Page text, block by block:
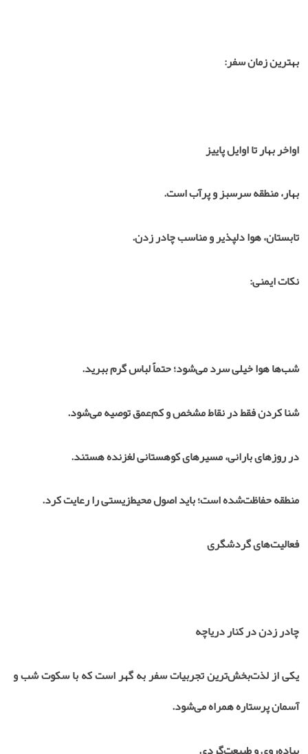
بهترین زمان سفر:
اواخر بهار تا اوایل پاییز
بهار، منطقه سرسبز و پرآب است.
تابستان، هوا دلپذیر و مناسب چادر زدن.
نکات ایمنی:
شب‌ها هوا خیلی سرد می‌شود؛ حتماً لباس گرم ببرید.
شنا کردن فقط در نقاط مشخص و کم‌عمق توصیه می‌شود.
در روزهای بارانی، مسیرهای کوهستانی لغزنده هستند.
منطقه حفاظت‌شده است؛ باید اصول محیط‌زیستی را رعایت کرد.
فعالیت‌های گردشگری
چادر زدن در کنار دریاچه
یکی از لذت‌بخش‌ترین تجربیات سفر به گهر است که با سکوت شب و
آسمان پرستاره همراه می‌شود.